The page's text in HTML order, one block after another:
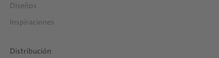
Diseños
Inspiraciones
Distribución